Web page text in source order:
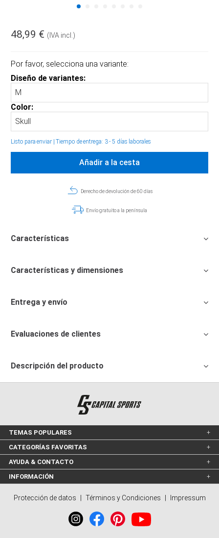
48,99 € (IVA incl.)
Por favor, selecciona una variante:
Diseño de variantes:
Color:
Listo para enviar |Tiempo de entrega: 3 - 5 días laborales
Añadir a la cesta
Derecho de devolución de 60 días
Envío gratuito a la península
Características
Características y dimensiones
Entrega y envío
Evaluaciones de clientes
Descripción del producto
TEMAS POPULARES
CATEGORÍAS FAVORITAS
AYUDA & CONTACTO
INFORMACIÓN
Protección de datos Términos y Condiciones Impressum